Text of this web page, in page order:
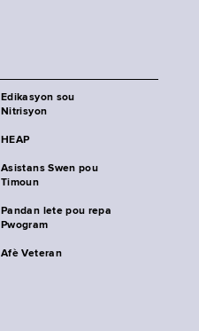
Edikasyon sou
Nitrisyon
HEAP
Asistans Swen pou
Timoun
Pandan lete pou repa
Pwogram
Afè Veteran